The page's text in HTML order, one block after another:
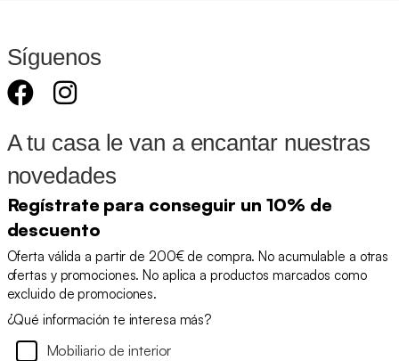
Síguenos
A tu casa le van a encantar nuestras
novedades
Regístrate para conseguir un 10% de
descuento
Oferta válida a partir de 200€ de compra. No acumulable a otras
ofertas y promociones. No aplica a productos marcados como
excluido de promociones.
¿Qué información te interesa más?
Mobiliario de interior